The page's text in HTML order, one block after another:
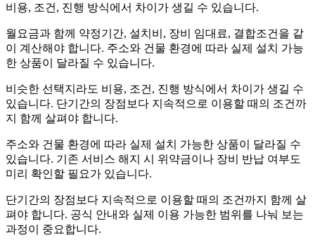
비용, 조건, 진행 방식에서 차이가 생길 수 있습니다.
월요금과 함께 약정기간, 설치비, 장비 임대료, 결합조건을 같
이 계산해야 합니다. 주소와 건물 환경에 따라 실제 설치 가능
한 상품이 달라질 수 있습니다.
비슷한 선택지라도 비용, 조건, 진행 방식에서 차이가 생길 수
있습니다. 단기간의 장점보다 지속적으로 이용할 때의 조건까
지 함께 살펴야 합니다.
주소와 건물 환경에 따라 실제 설치 가능한 상품이 달라질 수
있습니다. 기존 서비스 해지 시 위약금이나 장비 반납 여부도
미리 확인할 필요가 있습니다.
단기간의 장점보다 지속적으로 이용할 때의 조건까지 함께 살
펴야 합니다. 공식 안내와 실제 이용 가능한 범위를 나눠 보는
과정이 중요합니다.